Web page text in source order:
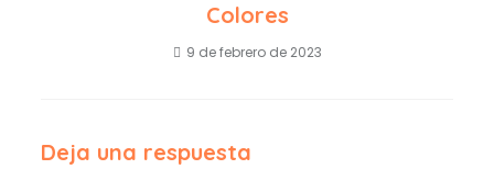
Colores
9 de febrero de 2023
Deja una respuesta